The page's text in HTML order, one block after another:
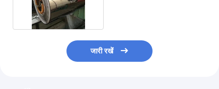
जारी रखें